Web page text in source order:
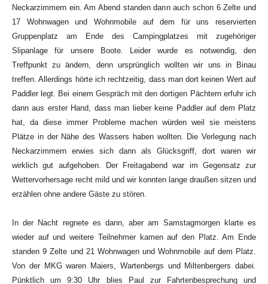
Neckarzimmern ein. Am Abend standen dann auch schon 6 Zelte und
17 Wohnwagen und Wohnmobile auf dem für uns reservierten
Gruppenplatz am Ende des Campingplatzes mit zugehöriger
Slipanlage für unsere Boote. Leider wurde es notwendig, den
Treffpunkt zu ändern, denn ursprünglich wollten wir uns in Binau
treffen. Allerdings hörte ich rechtzeitig, dass man dort keinen Wert auf
Paddler legt. Bei einem Gespräch mit den dortigen Pächtern erfuhr ich
dann aus erster Hand, dass man lieber keine Paddler auf dem Platz
hat, da diese immer Probleme machen würden weil sie meistens
Plätze in der Nähe des Wassers haben wollten. Die Verlegung nach
Neckarzimmern erwies sich dann als Glücksgriff, dort waren wir
wirklich gut aufgehoben. Der Freitagabend war im Gegensatz zur
Wettervorhersage recht mild und wir konnten lange draußen sitzen und
erzählen ohne andere Gäste zu stören.
In der Nacht regnete es dann, aber am Samstagmorgen klarte es
wieder auf und weitere Teilnehmer kamen auf den Platz. Am Ende
standen 9 Zelte und 21 Wohnwagen und Wohnmobile auf dem Platz.
Von der MKG waren Maiers, Wartenbergs und Miltenbergers dabei.
Pünktlich um 9:30 Uhr blies Paul zur Fahrtenbesprechung und